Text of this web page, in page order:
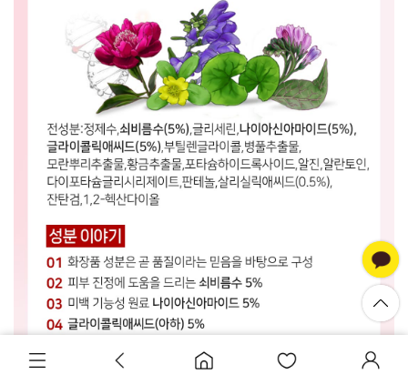
바로구매 장바구니담기